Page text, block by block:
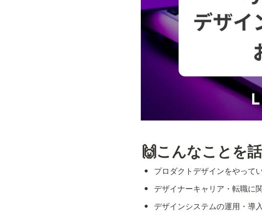
🙌こんなことを
プロダクトデザインをやって
デザイナーキャリア・転職に
デザインシステムの運用・導